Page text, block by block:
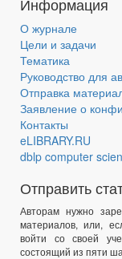
О журнале
Цели и задачи
Тематика
Руководство для
Отправка
Заявление о
Контакты
eLIBRARY.RU
dblp computer
Отправить
Авторам нужно
материалов, или,
войти со своей
состоящий из пяти